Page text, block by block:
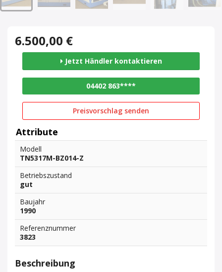
6.500,00 €
Jetzt Händler kontaktieren
04402 863****
Preisvorschlag senden
Attribute
Modell
TN5317M-BZ014-Z
Betriebszustand
gut
Baujahr
1990
Referenznummer
3823
Beschreibung